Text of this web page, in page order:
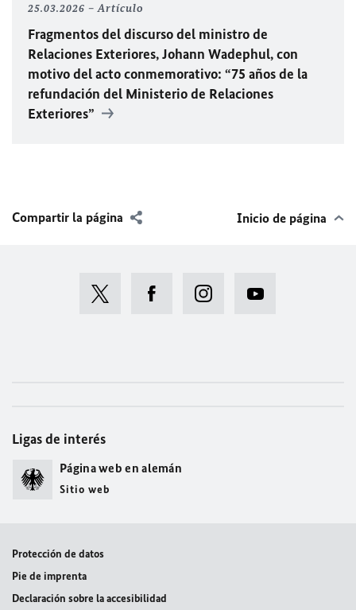
25.03.2026 Artículo
Fragmentos del discurso del ministro de
Relaciones Exteriores, Johann Wadephul, con
motivo del acto conmemorativo: “75 años de la
refundación del Ministerio de Relaciones
Exteriores”
Compartir la página Inicio de página
Ligas de interés
Página web en alemán
Sitio web
Protección de datos
Pie de imprenta
Declaración sobre la accesibilidad